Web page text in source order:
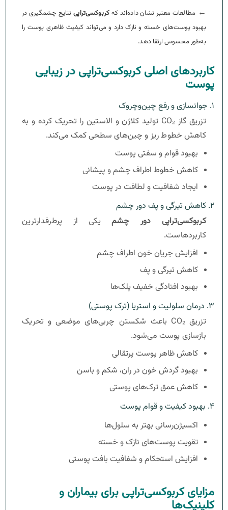
← مطالعات معتبر نشان داده‌اند که کربوکسی‌تراپینتایج چشمگیری در
بهبود پوست‌های خسته و نازک دارد و می‌تواند کیفیت ظاهری پوست را
به‌طور محسوس ارتقا دهد.
کاربردهای اصلی کربوکسی‌تراپی در زیبایی
پوست
۱. جوانسازی و رفع چین‌وچروک
تزریق گاز CO₂ تولید کلاژن و الاستین را تحریک کرده و به
کاهش خطوط ریز و چین‌های سطحی کمک می‌کند.
بهبود قوام و سفتی پوست
کاهش خطوط اطراف چشم و پیشانی
ایجاد شفافیت و لطافت در پوست
۲. کاهش تیرگی و پف دور چشم
کربوکسی‌تراپی دور چشمیکی از پرطرفدارترین
کاربردهاست.
افزایش جریان خون اطراف چشم
کاهش تیرگی و پف
بهبود افتادگی خفیف پلک‌ها
۳. درمان سلولیت و استریا (ترک پوستی)
تزریق CO₂ باعث شکستن چربی‌های موضعی و تحریک
بازسازی پوست می‌شود.
کاهش ظاهر پوست پرتقالی
بهبود گردش خون در ران، شکم و باسن
کاهش عمق ترک‌های پوستی
۴. بهبود کیفیت و قوام پوست
اکسیژن‌رسانی بهتر به سلول‌ها
تقویت پوست‌های نازک و خسته
افزایش استحکام و شفافیت بافت پوستی
مزایای کربوکسی‌تراپی برای بیماران و
کلینیک‌ها